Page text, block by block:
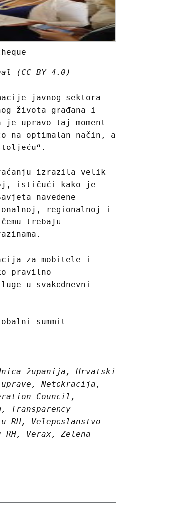
(CC BY 4.0)
javnog sektora
života građana i
upravo taj moment
na optimalan način, a
izrazila velik
ističući kako je
navedene
regionalnoj i
trebaju
za mobitele i
pravilno
u svakodnevni
summit
županija, Hrvatski
Netokracija,
Council,
Transparency
RH, Veleposlanstvo
Verax, Zelena